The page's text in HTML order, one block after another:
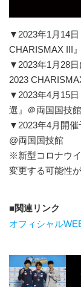
▼2023年1月14
CHARISMAX III
▼2023年1月28
2023
▼2023年4月15
選』＠両国国技館
▼2023年4月開催
@両国国技館
※新型コロナウ
変更する可能性
関連リンク
オフィシャル